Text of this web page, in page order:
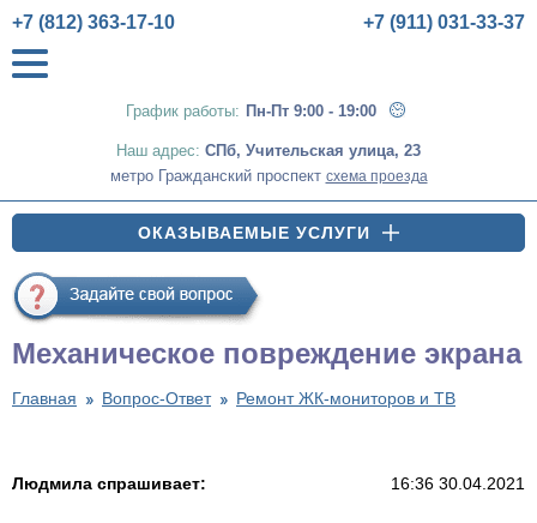
График работы: Пн-Пт 9:00 - 19:00
+7 (812) 363-17-10 +7 (911) 031-33-37
Наш адрес: СПб, Учительская улица, 23
метро Гражданский проспект схема проезда
ОКАЗЫВАЕМЫЕ УСЛУГИ
Механическое повреждение экрана
Главная Вопрос-Ответ Ремонт ЖК-мониторов и ТВ
Людмила спрашивает: 16:36 30.04.2021